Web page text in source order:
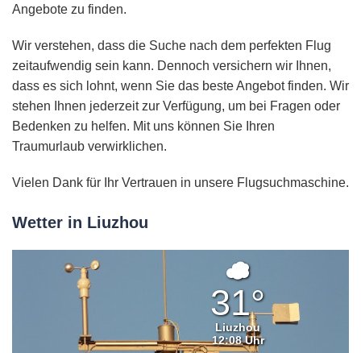
Angebote zu finden.
Wir verstehen, dass die Suche nach dem perfekten Flug
zeitaufwendig sein kann. Dennoch versichern wir Ihnen,
dass es sich lohnt, wenn Sie das beste Angebot finden. Wir
stehen Ihnen jederzeit zur Verfügung, um bei Fragen oder
Bedenken zu helfen. Mit uns können Sie Ihren
Traumurlaub verwirklichen.
Vielen Dank für Ihr Vertrauen in unsere Flugsuchmaschine.
Wetter in Liuzhou
bewölkt
31°
Liuzhou
12:08 Uhr